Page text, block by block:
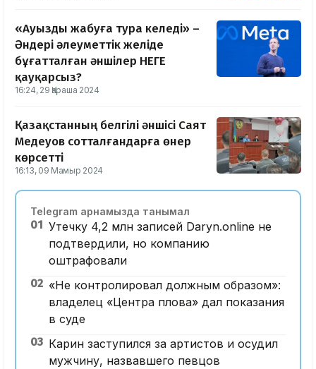
«Ауызды жабуға тура келеді» –
Әндері әлеуметтік желіде
бұғатталған әншілер НЕГЕ
қауқарсыз?
16:24, 29 Қараша 2024
Қазақстанның белгілі әншісі Саят
Медеуов сотталғандарға өнер
көрсетті
16:13, 09 Мамыр 2024
Telegram арнамызда танымал
01 Утечку 4,2 млн записей Daryn.online не
подтвердили, но компанию
оштрафовали
02 «Не контролировал должным образом»:
владелец «Центра плова» дал показания
в суде
03 Карин заступился за артистов и осудил
мужчину, назвавшего певцов